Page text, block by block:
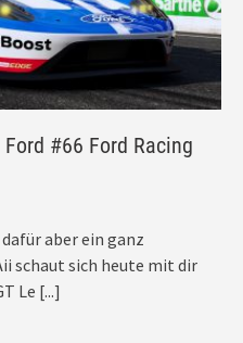
Ford #66 Ford Racing
aber ein ganz
schaut sich heute mit dir
Le [...]